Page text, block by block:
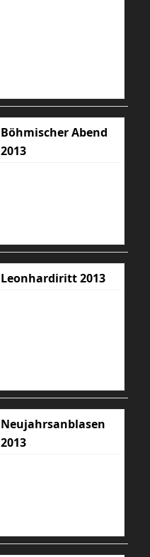
Böhmischer Abend
2013
Leonhardiritt 2013
Neujahrsanblasen
2013